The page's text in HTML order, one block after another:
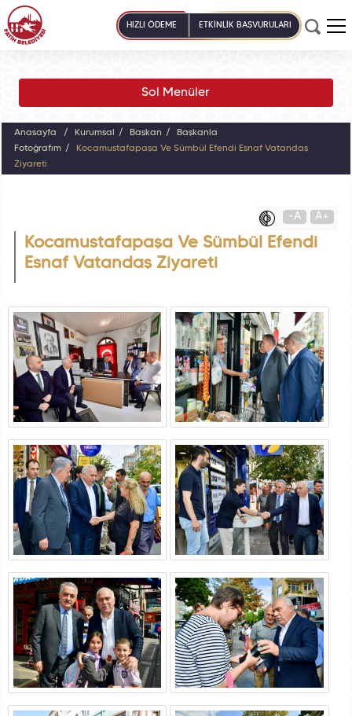
HIZLI ÖDEME ETKİNLİK BAŞVURULARI
Sol Menüler
Anasayfa Kurumsal Başkan
Başkanla
Fotoğrafım
Kocamustafapaşa Ve Sümbül Efendi Esnaf Vatandaş
Ziyareti
-A A+
Kocamustafapaşa Ve Sümbül Efendi
Esnaf Vatandaş Ziyareti